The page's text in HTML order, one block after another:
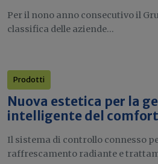
Per il nono anno consecutivo il
classifica delle aziende...
Prodotti
Nuova estetica per la
intelligente del
Il sistema di controllo connesso
raffrescamento radiante e